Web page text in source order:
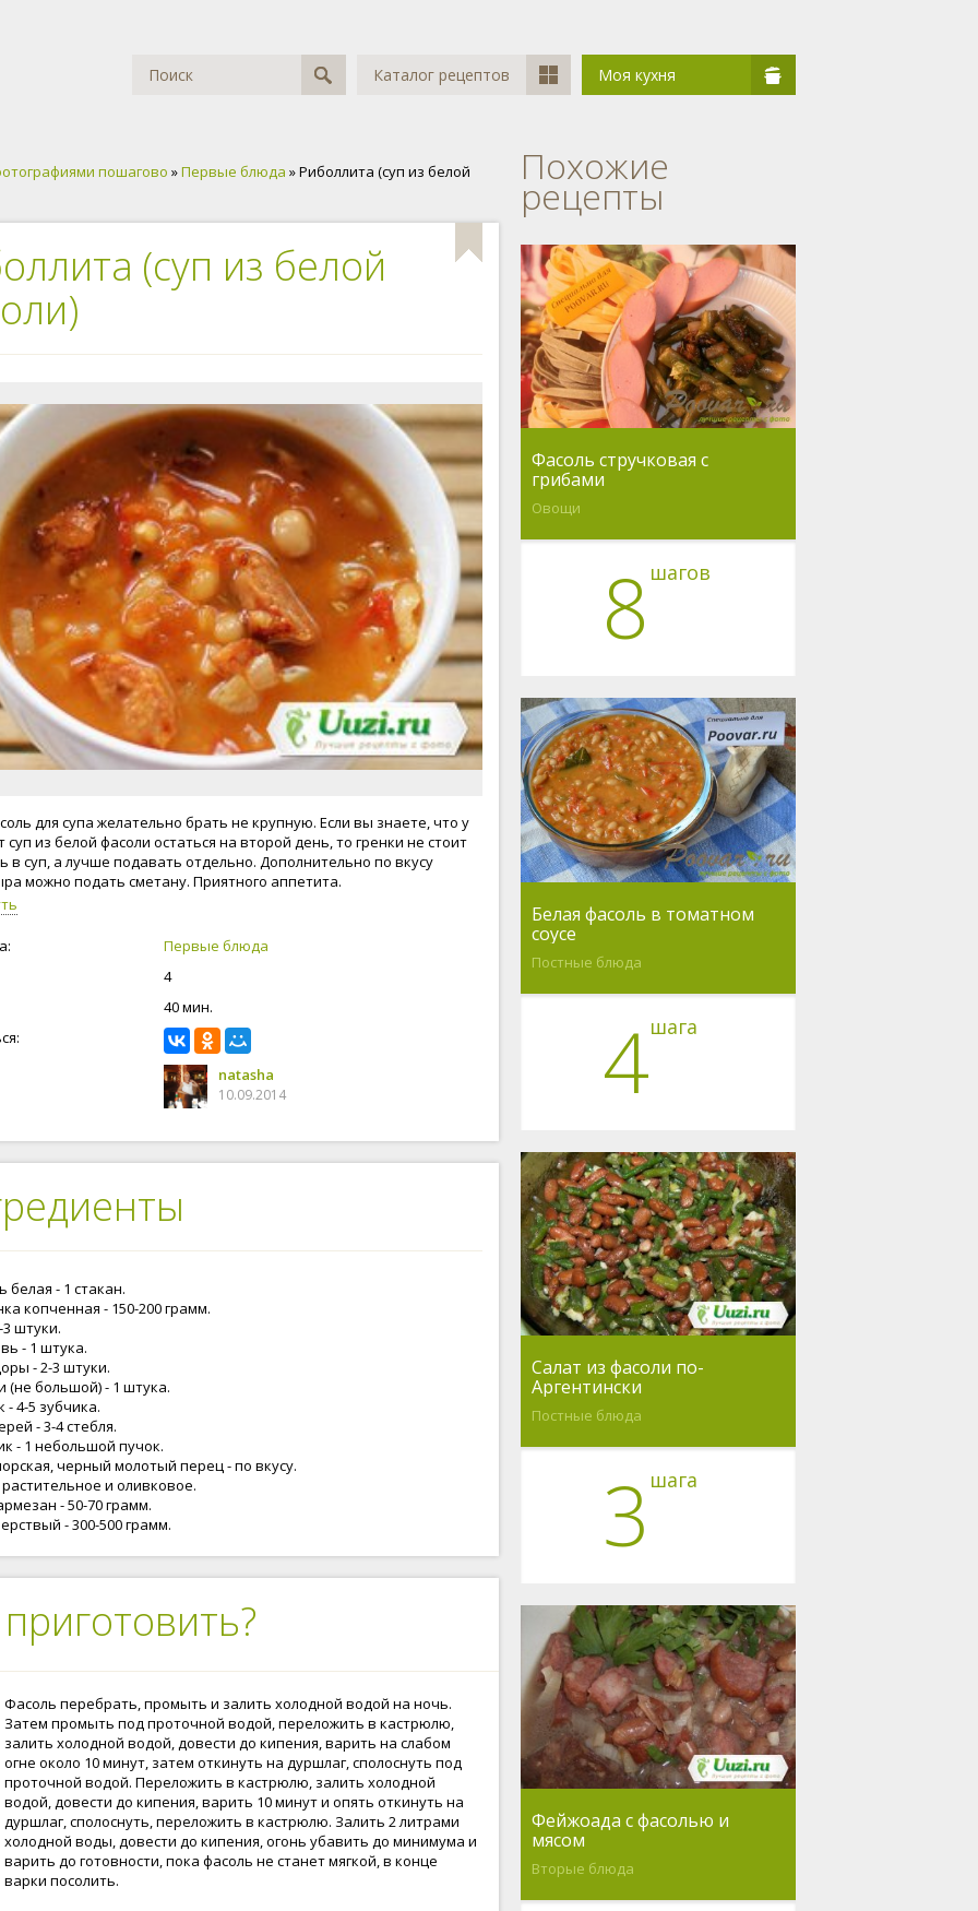
Каталог рецептов Моя кухня
пошагово »Первые блюда » Риболлита (суп из белой
(суп из белой
для супа желательно брать не крупную. Если вы знаете, что у
суп из белой фасоли остаться на второй день, то гренки не стоит
в суп, а лучше подавать отдельно. Дополнительно по вкусу
можно подать сметану. Приятного аппетита.
Первые блюда
4
40 мин.
natasha
10.09.2014
белая - 1 стакан.
копченная - 150-200 грамм.
3 штуки.
- 1 штука.
- 2-3 штуки.
(не большой) - 1 штука.
- 4-5 зубчика.
- 3-4 стебля.
- 1 небольшой пучок.
черный молотый перец - по вкусу.
и оливковое.
- 50-70 грамм.
- 300-500 грамм.
Фасоль перебрать, промыть и залить холодной водой на ночь.
Затем промыть под проточной водой, переложить в кастрюлю,
залить холодной водой, довести до кипения, варить на слабом
огне около 10 минут, затем откинуть на дуршлаг, сполоснуть под
проточной водой. Переложить в кастрюлю, залить холодной
водой, довести до кипения, варить 10 минут и опять откинуть на
дуршлаг, сполоснуть, переложить в кастрюлю. Залить 2 литрами
холодной воды, довести до кипения, огонь убавить до минимума и
варить до готовности, пока фасоль не станет мягкой, в конце
варки посолить.
Похожие
рецепты
Фасоль стручковая с
грибами
Овощи
8 шагов
Белая фасоль в томатном
соусе
Постные блюда
4шага
Салат из фасоли по-
Аргентински
Постные блюда
3 шага
Фейжоада с фасолью и
мясом
Вторые блюда